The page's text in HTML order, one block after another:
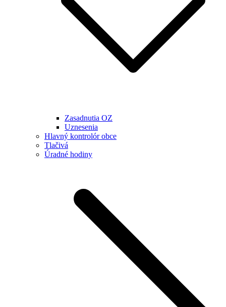
Zasadnutia OZ
Uznesenia
Hlavný kontrolór obce
Tlačivá
Úradné hodiny